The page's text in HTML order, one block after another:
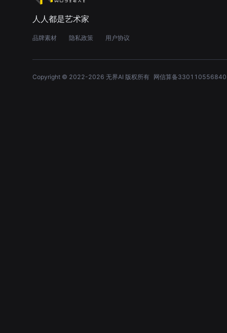
人人都是艺术家
品牌素材 隐私政策 用户协议
Copyright © 2022-2026 无界AI 版权所有 网信算备